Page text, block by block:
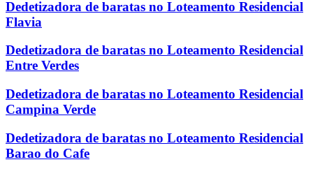
Dedetizadora de baratas no Loteamento Residencial
Flavia
Dedetizadora de baratas no Loteamento Residencial
Entre Verdes
Dedetizadora de baratas no Loteamento Residencial
Campina Verde
Dedetizadora de baratas no Loteamento Residencial
Barao do Cafe